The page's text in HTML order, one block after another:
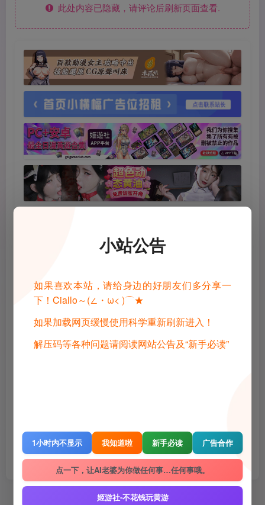
此处内容已隐藏，请评论后刷新页面查看.
1 · 内容来源于网络，仅供学习交流，请下载后24小时进行删除
2 · 直播录播，请去汉化相关原地址查看和申请授权
3 · 转载请去原帖查看和申请授权，禁止转本站原档，请重新压制，切
4 · 如遇到内容侵权等问题，请邮箱联系管理员，将及时予以删除
5 · 所有言论和图片仅代表用户其自身，不代表网站立场
THE END
点赞1079 赞赏 收藏
小站公告
如果喜欢本站，请给身边的好朋友们多分享一
下！Ciallo～(∠・ω< )⌒★
如果加载网页缓慢使用科学重新刷新进入！
解压码等各种问题请阅读网站公告及“新手必读”
1小时内不显示 我知道啦 新手必读 广告合作
点一下，让AI老婆为你做任何事…任何事哦。
姬游社-不花钱玩黄游